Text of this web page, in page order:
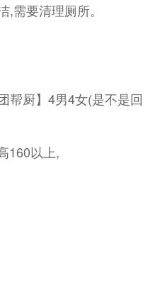
需要清理厕所。
帮厨】4男4女(是不是回
160以上,